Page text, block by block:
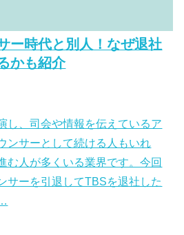
ー時代と別人！なぜ退社
かも紹介
し、司会や情報を伝えているア
ンサーとして続ける人もいれ
む人が多くいる業界です。今回
サーを引退してTBSを退社した